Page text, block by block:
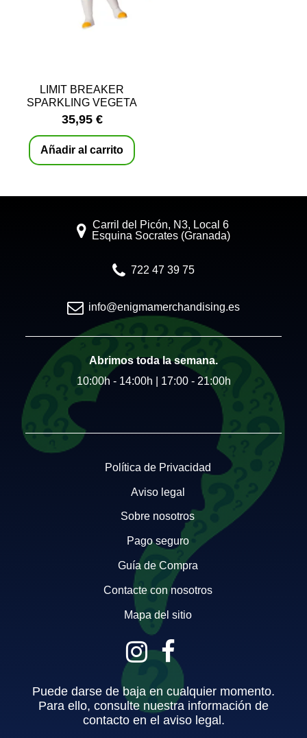
LIMIT BREAKER
SPARKLING VEGETA
SUPER SAIYAN 2
35,95 €
Añadir al carrito
Carril del Picón, N3, Local 6
Esquina Socrates (Granada)
722 47 39 75
info@enigmamerchandising.es
Abrimos toda la semana.
10:00h - 14:00h | 17:00 - 21:00h
Política de Privacidad
Aviso legal
Sobre nosotros
Pago seguro
Guía de Compra
Contacte con nosotros
Mapa del sitio
Puede darse de baja en cualquier momento.
Para ello, consulte nuestra información de
contacto en el aviso legal.